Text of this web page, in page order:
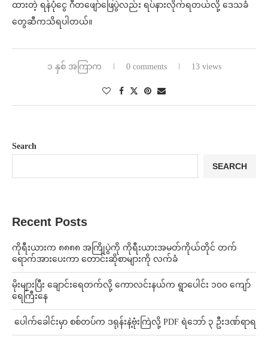
ထားတဲ့ ရန်ပုံငွေ ဂီတဖျော်ဖြေပွဲလည်း ရပ်နားလိုက်ရတယ်လို့ ဒေသခံ
တွေဆီကသိရပါတယ်။
၁ နှစ် အကြာက 0 comments 13 views
Search
SEARCH
Recent Posts
ကိုရီးယားက ၈၈၈၈ အကြိုပွဲကို ကိုရီးယားအမတ်ကိုယ်တိုင် တက်
ရောက်အားပေးကာ တောင်းဆိုစာများကို လက်ခံ
⁨မိုးများပြီး ချောင်းရေတက်လို့ ကောလင်းနယ်က ရွာပေါင်း ၁၀၀ ကျော်
ရေကြီးနေ
⁩ ⁨ပေါက်ခေါင်းမှာ စစ်တပ်က ဒရုန်းနဲ့ဗုံးကြဲလို့ PDF ရဲဘော် ၃ ဦးဒဏ်ရာရ